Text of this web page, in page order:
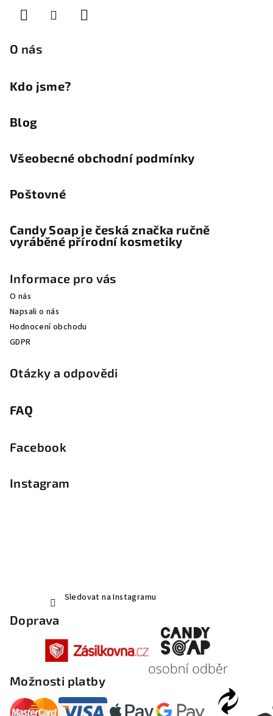
O nás
Kdo jsme?
Blog
Všeobecné obchodní podmínky
Poštovné
Candy Soap je česká značka ručně
vyráběné přírodní kosmetiky
Informace pro vás
O nás
Napsali o nás
Hodnocení obchodu
GDPR
Otázky a odpovědi
FAQ
Facebook
Instagram
Sledovat na Instagramu
Doprava
Možnosti platby